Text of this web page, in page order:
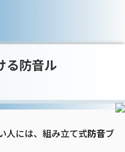
る防音ル
人には、組み立て式防音ブ